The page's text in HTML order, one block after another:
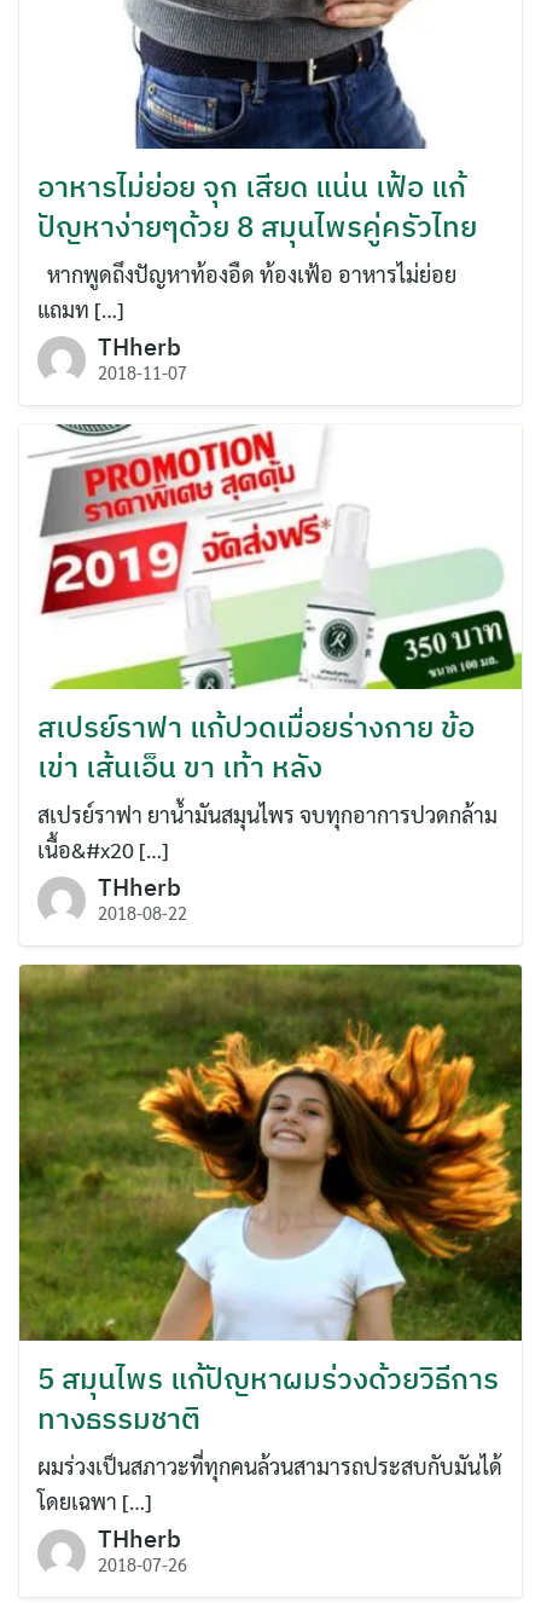
อาหารไม่ย่อย จุก เสียด แน่น เฟ้อ แก้
ปัญหาง่ายๆด้วย 8 สมุนไพรคู่ครัวไทย
หากพูดถึงปัญหาท้องอืด ท้องเฟ้อ อาหารไม่ย่อย
แถมท […]
THherb
2018-11-07
สเปรย์ราฟา แก้ปวดเมื่อยร่างกาย ข้อ
เข่า เส้นเอ็น ขา เท้า หลัง
สเปรย์ราฟา ยาน้ำมันสมุนไพร จบทุกอาการปวดกล้าม
เนื้อ&#x20 […]
THherb
2018-08-22
5 สมุนไพร แก้ปัญหาผมร่วงด้วยวิธีการ
ทางธรรมชาติ
ผมร่วงเป็นสภาวะที่ทุกคนล้วนสามารถประสบกับมันได้
โดยเฉพา […]
THherb
2018-07-26